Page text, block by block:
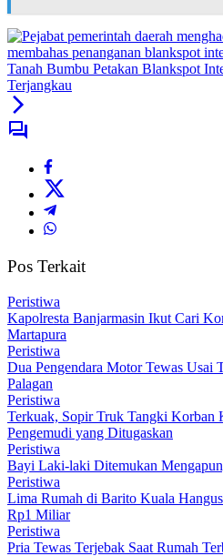
Tanah Bumbu Petakan Blankspot
Terjangkau
Pos Terkait
Peristiwa
Kapolresta Banjarmasin Ikut Cari
Martapura
Peristiwa
Dua Pengendara Motor Tewas Usai
Palagan
Peristiwa
Terkuak, Sopir Truk Tangki Korban
Pengemudi yang Ditugaskan
Peristiwa
Bayi Laki-laki Ditemukan
Peristiwa
Lima Rumah di Barito Kuala
Rp1 Miliar
Peristiwa
Pria Tewas Terjebak Saat Rumah